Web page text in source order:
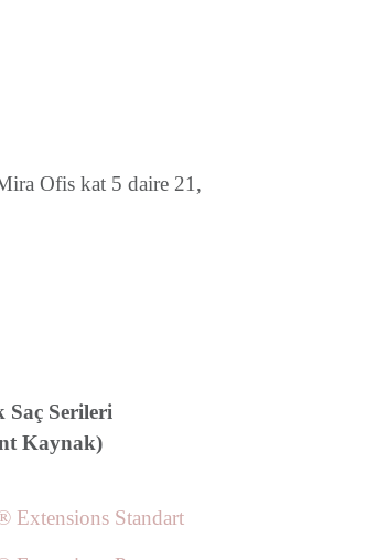
Ofis kat 5 daire 21,
Serileri
Kaynak)
Extensions Standart